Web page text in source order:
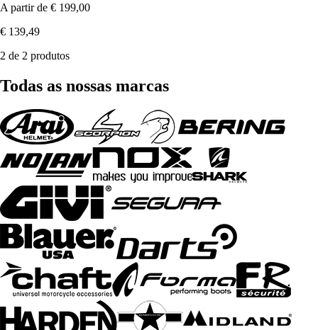
A partir de € 199,00
€ 139,49
2 de 2 produtos
Todas as nossas marcas